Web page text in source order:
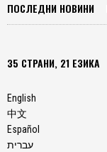
ПОСЛЕДНИ НОВИНИ
35 СТРАНИ, 21 ЕЗИКА
English
中文
Español
עברית